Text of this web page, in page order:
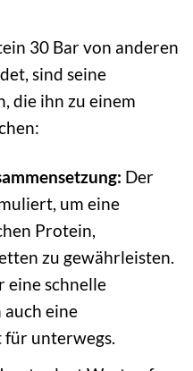
30 Bar von anderen
sind seine
die ihn zu einem
Der
um eine
Protein,
zu gewährleisten.
eine schnelle
eine
für unterwegs.